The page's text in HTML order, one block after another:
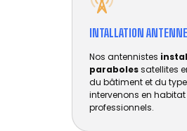
INTALLATION
Nos antennistes
parabolessatellites
du bâtiment et du
intervenons en
professionnels.